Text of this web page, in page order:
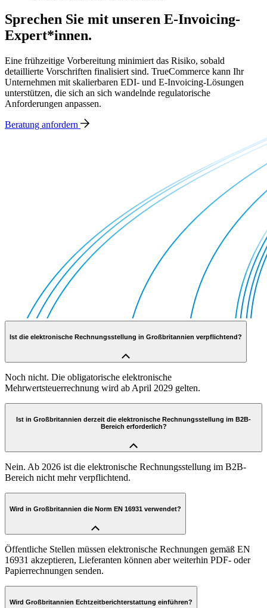
Sprechen Sie mit unseren E-Invoicing-
Expert*innen.
Eine frühzeitige Vorbereitung minimiert das Risiko, sobald
detaillierte Vorschriften finalisiert sind. TrueCommerce kann Ihr
Unternehmen mit skalierbaren EDI- und E-Invoicing-Lösungen
unterstützen, die sich an sich wandelnde regulatorische
Anforderungen anpassen.
Beratung anfordern
Ist die elektronische Rechnungsstellung in Großbritannien verpflichtend?
Noch nicht. Die obligatorische elektronische
Mehrwertsteuerrechnung wird ab April 2029 gelten.
Ist in Großbritannien derzeit die elektronische Rechnungsstellung im B2B-
Bereich erforderlich?
Nein. Ab 2026 ist die elektronische Rechnungsstellung im B2B-
Bereich nicht mehr verpflichtend.
Wird in Großbritannien die Norm EN 16931 verwendet?
Öffentliche Stellen müssen elektronische Rechnungen gemäß EN
16931 akzeptieren, Lieferanten können aber weiterhin PDF- oder
Papierrechnungen senden.
Wird Großbritannien Echtzeitberichterstattung einführen?